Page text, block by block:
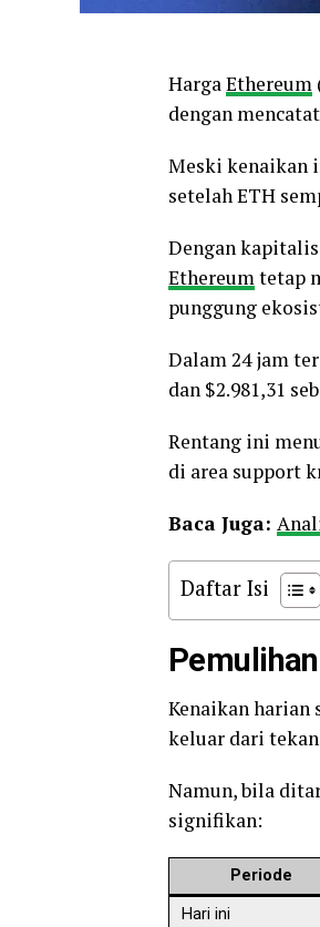
HargaEthereum
dengan
Meski kenaikan
setelah ETH
Dengan
Ethereumtetap
punggung
Dalam 24 jam
dan $2.981,31
Rentang ini
di area support
Baca Juga:
Daftar Isi
Kenaikan harian
keluar dari
Namun, bila
signifikan:
Periode
Hari ini